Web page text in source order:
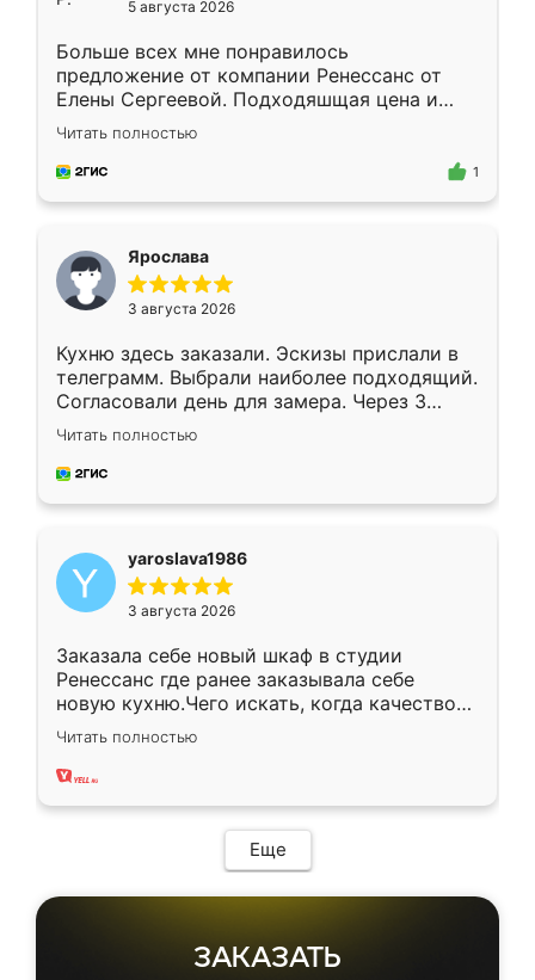
5 августа 2026
Больше всех мне понравилось
предложение от компании Ренессанс от
Елены Сергеевой. Подходяшщая цена и
короткие сроки изготовления. Приехавший
для замера сотрудник Владислав
предложил по моему эскизу самый
Читать полностью
1
Ярослава
3 августа 2026
Кухню здесь заказали. Эскизы прислали в
телеграмм. Выбрали наиболее подходящий.
Согласовали день для замера. Через 3
недели кухня была уже готова. Остались
довольны работой. Спасибо Ренессанс
мебель за качественную работу!
Читать полностью
yaroslava1986
3 августа 2026
Заказала себе новый шкаф в студии
Ренессанс где ранее заказывала себе
новую кухню.Чего искать, когда качеством
вполне довольна. Служит кухня уже почти
два года, нареканий нет.
Читать полностью
Еще
ЗАКАЗАТЬ